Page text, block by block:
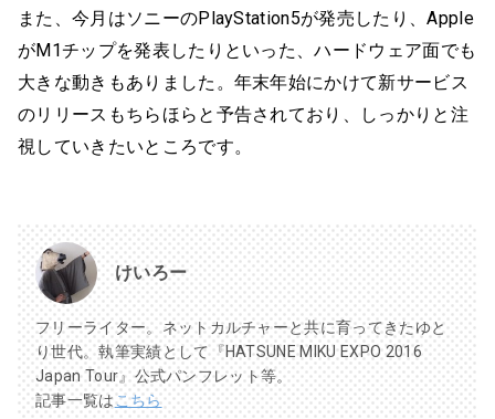
また、今月はソニーのPlayStation5が発売したり、Apple
がM1チップを発表したりといった、ハードウェア面でも
大きな動きもありました。年末年始にかけて新サービス
のリリースもちらほらと予告されており、しっかりと注
視していきたいところです。
けいろー
フリーライター。ネットカルチャーと共に育ってきたゆと
り世代。執筆実績として『HATSUNE MIKU EXPO 2016
Japan Tour』公式パンフレット等。
記事一覧はこちら